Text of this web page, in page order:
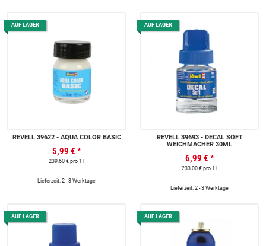
AUF LAGER
REVELL 39622 - AQUA COLOR BASIC
5,99 € *
239,60 € pro 1 l
Lieferzeit: 2 - 3 Werktage
AUF LAGER
REVELL 39693 - DECAL SOFT
WEICHMACHER 30ML
6,99 € *
233,00 € pro 1 l
Lieferzeit: 2 - 3 Werktage
AUF LAGER AUF LAGER